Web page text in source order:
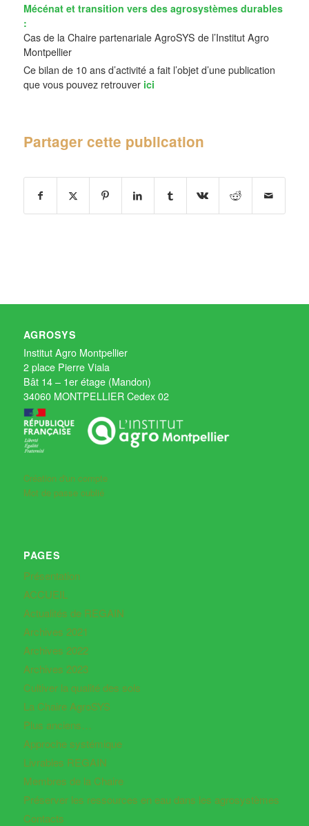
Mécénat et transition vers des agrosystèmes durables
:
Cas de la Chaire partenariale AgroSYS de l’Institut Agro
Montpellier
Ce bilan de 10 ans d’activité a fait l’objet d’une publication
que vous pouvez retrouver ici
Partager cette publication
AGROSYS
Institut Agro Montpellier
2 place Pierre Viala
Bât 14 – 1er étage (Mandon)
34060 MONTPELLIER Cedex 02
Création d'un compte
Mot de passe oublié
PAGES
Présentation
ACCUEIL
Actualités de REGAIN
Archives 2021
Archives 2022
Archives 2023
Cultiver la qualité des sols
La Chaire AgroSYS
Plus anciens…
Approche systémique
Livrables REGAIN
Membres de la Chaire
Préserver les ressources en eau dans les agrosystèmes
Contacts